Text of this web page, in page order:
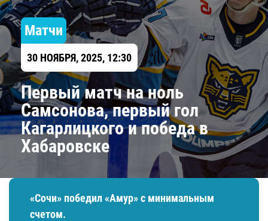
Матчи
30 НОЯБРЯ, 2025, 12:30
Первый матч на ноль
Самсонова, первый гол
Кагарлицкого и победа в
Хабаровске
«Сочи» победил «Амур» с минимальным
счетом.